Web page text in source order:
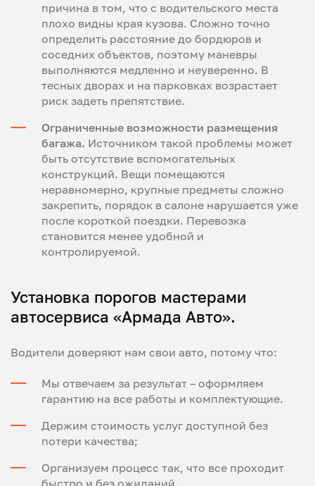
причина в том, что с водительского места
плохо видны края кузова. Сложно точно
определить расстояние до бордюров и
соседних объектов, поэтому маневры
выполняются медленно и неуверенно. В
тесных дворах и на парковках возрастает
риск задеть препятствие.
Ограниченные возможности размещения
багажа. Источником такой проблемы может
быть отсутствие вспомогательных
конструкций. Вещи помещаются
неравномерно, крупные предметы сложно
закрепить, порядок в салоне нарушается уже
после короткой поездки. Перевозка
становится менее удобной и
контролируемой.
Установка порогов мастерами
автосервиса «Армада Авто».
Водители доверяют нам свои авто, потому что:
Мы отвечаем за результат – оформляем
гарантию на все работы и комплектующие.
Держим стоимость услуг доступной без
потери качества;
Организуем процесс так, что все проходит